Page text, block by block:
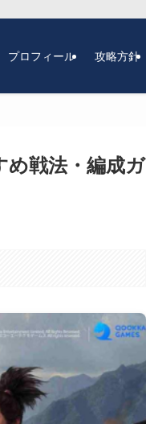
プロフィール 攻略方針
め戦法・編成ガ